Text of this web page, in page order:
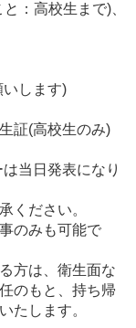
：高校生まで)、
します)
証(高校生のみ)
当日発表になり
ください。
のみも可能で
方は、衛生面な
のもと、持ち帰
たします。